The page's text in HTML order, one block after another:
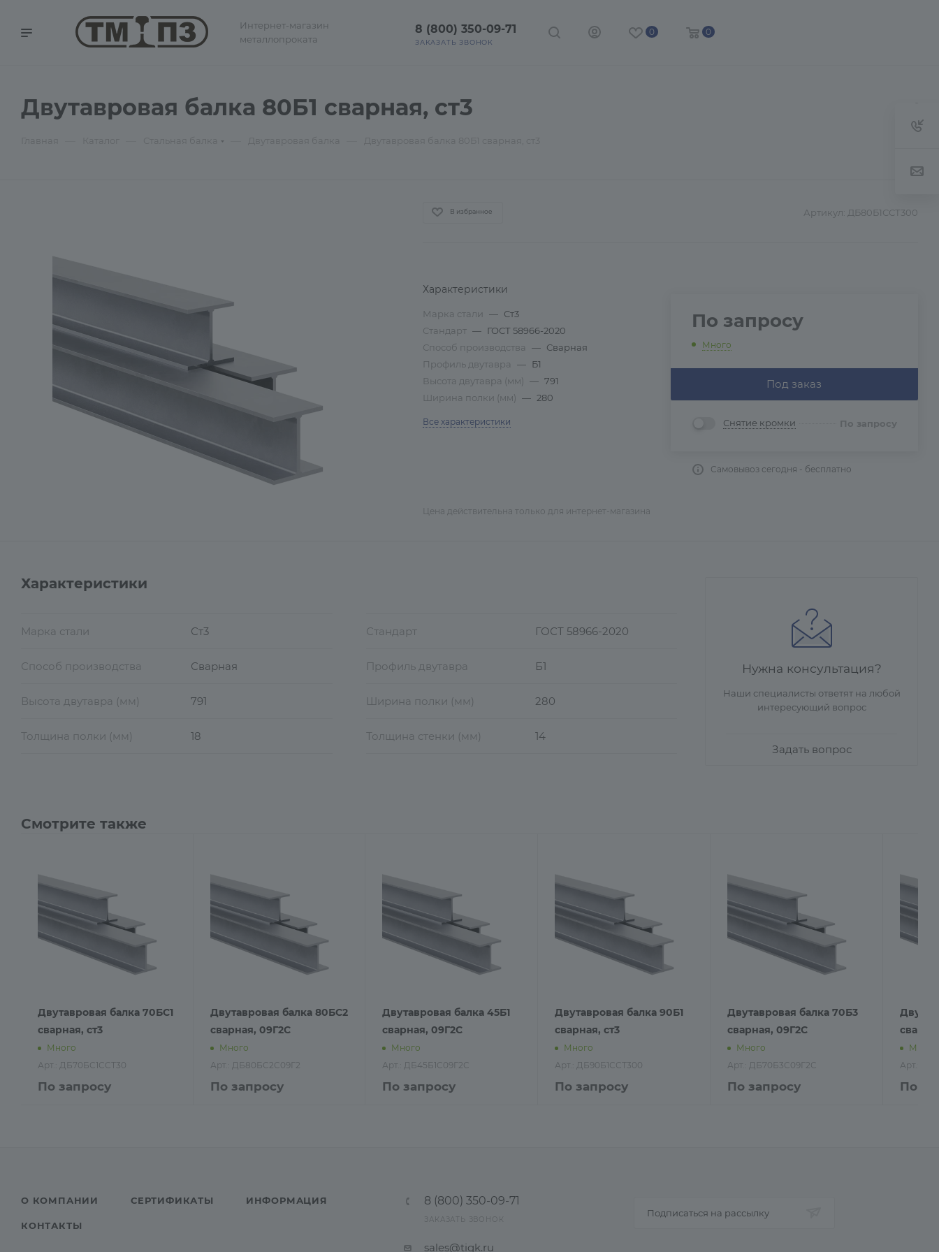
Интернет-магазин
металлопроката
8 (800) 350-09-71
ЗАКАЗАТЬ ЗВОНОК
0 0
Двутавровая балка 80Б1 сварная, ст3
В избранное Артикул: ДБ80Б1ССТ300
Характеристики
Марка стали — Ст3
Стандарт — ГОСТ 58966-2020
Способ производства
— Сварная
Профиль двутавра
— Б1
Высота двутавра (мм) — 791
Ширина полки (мм) — 280
Все характеристики
По запросу
Много
Под заказ
Снятие кромки По запросу
Самовывоз сегодня - бесплатно
Цена действительна только для интернет-магазина
Характеристики
Марка стали Ст3 Стандарт ГОСТ 58966-2020
Способ производства Сварная Профиль двутавра Б1
Высота двутавра (мм) 791 Ширина полки (мм) 280
Толщина полки (мм) 18 Толщина стенки (мм) 14
Нужна консультация?
Наши специалисты ответят на любой
интересующий вопрос
Задать вопрос
Смотрите также
Двутавровая балка 70БС1
сварная, ст3
Много
Арт.: ДБ70БС1ССТ30
По запросу
Двутавровая балка 80БС2
сварная, 09Г2С
Много
Арт.: ДБ80БС2С09Г2
По запросу
Двутавровая балка 45Б1
сварная, 09Г2С
Много
Арт.: ДБ45Б1С09Г2С
По запросу
Двутавровая балка 90Б1
сварная, ст3
Много
Арт.: ДБ90Б1ССТ300
По запросу
Двутавровая балка 70Б3
сварная, 09Г2С
Много
Арт.: ДБ70Б3С09Г2С
По запросу
Много
Арт.:
По
О КОМПАНИИ СЕРТИФИКАТЫ ИНФОРМАЦИЯ
КОНТАКТЫ
8 (800) 350-09-71
ЗАКАЗАТЬ ЗВОНОК
sales@tigk.ru
Подписаться на рассылку